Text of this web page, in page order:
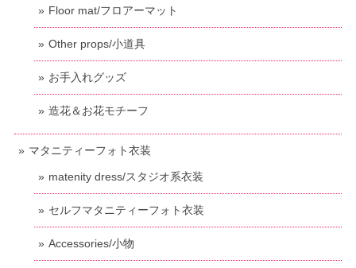
Floor mat/フロアーマット
Other props/小道具
お手入れグッズ
造花＆お花モチーフ
マタニティーフォト衣装
matenity dress/スタジオ系衣装
セルフマタニティーフォト衣装
Accessories/小物